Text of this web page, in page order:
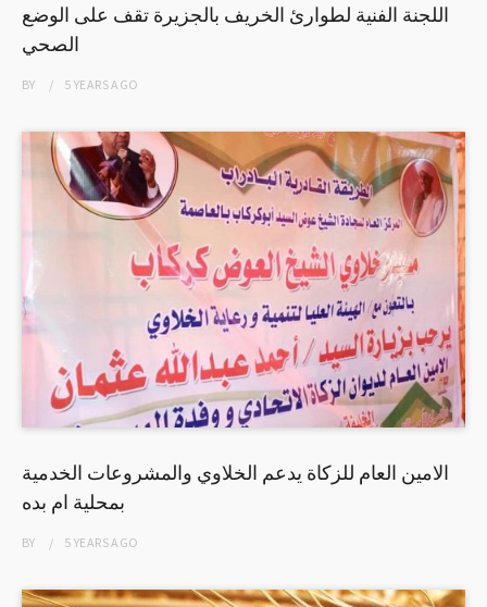
اللجنة الفنية لطوارئ الخريف بالجزيرة تقف على الوضع
الصحي
BY 5 YEARSAGO
الامين العام للزكاة يدعم الخلاوي والمشروعات الخدمية
بمحلية ام بده
BY 5 YEARSAGO